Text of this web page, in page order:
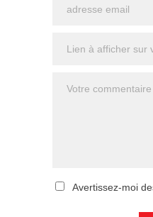
Avertissez-moi